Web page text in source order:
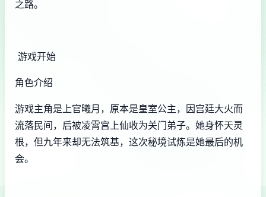
之路。
游戏开始
角色介绍
游戏主角是上官曦月，原本是皇室公主，因宫廷大火而
流落民间，后被凌霄宫上仙收为关门弟子。她身怀天灵
根，但九年来却无法筑基，这次秘境试炼是她最后的机
会。